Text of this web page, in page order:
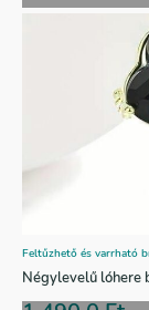
Feltűzhető és varrható
Négylevelű lóhere